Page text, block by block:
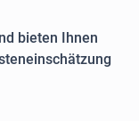
bieten Ihnen